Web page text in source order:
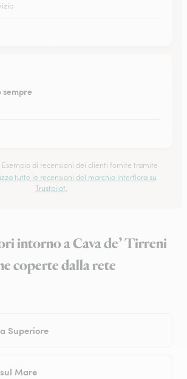
Esempio di recensioni dei clienti fornite tramite
tutte le recensioni del marchio Interflora su
Trustpilot.
intorno a Cava de’ Tirreni
coperte dalla rete
Superiore
Mare